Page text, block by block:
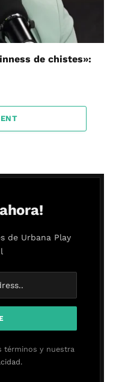
de chistes»:
de Urbana Play
términos y nuestra